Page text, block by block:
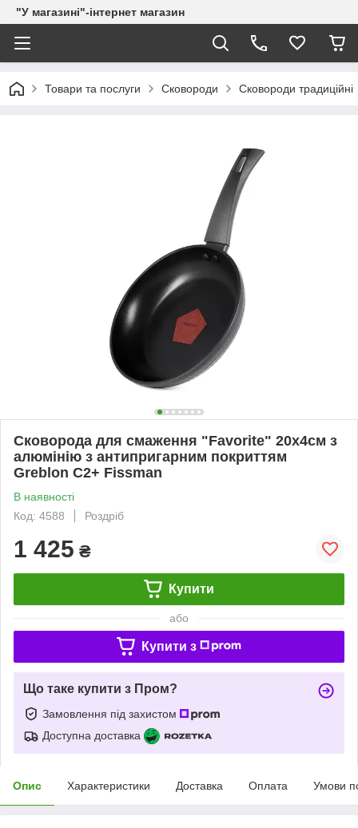
"У магазині"-інтернет магазин
Товари та послуги Сковороди Сковороди традиційні
Сковорода для смаження "Favorite" 20х4см з
алюмінію з антипригарним покриттям
Greblon C2+ Fissman
В наявності
Код: 4588
Роздріб
1 425 ₴
Купити
або
Купити з
Що таке купити з Пром?
Замовлення під захистом
Доступна доставка
Опис Характеристики Доставка Оплата Умови